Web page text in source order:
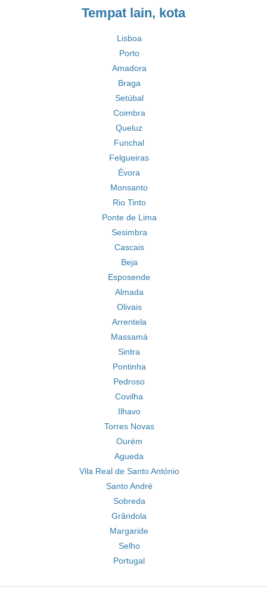
Tempat lain, kota
Lisboa
Porto
Amadora
Braga
Setúbal
Coimbra
Queluz
Funchal
Felgueiras
Évora
Monsanto
Rio Tinto
Ponte de Lima
Sesimbra
Cascais
Beja
Esposende
Almada
Olivais
Arrentela
Massamá
Sintra
Pontinha
Pedroso
Covilha
Ilhavo
Torres Novas
Ourém
Agueda
Vila Real de Santo António
Santo André
Sobreda
Grândola
Margaride
Selho
Portugal